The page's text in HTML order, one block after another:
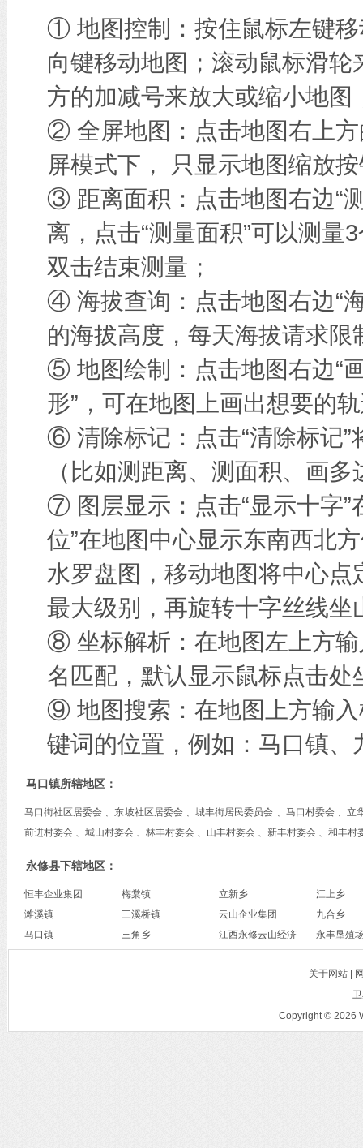
① 地图控制：按住鼠标左键
向键移动地图；滚动鼠标滑
方的加减号来放大或缩小地图
② 全屏地图：点击地图右上方
屏模式下， 只显示地图缩放
③ 距离面积：点击地图右边“
离，点击“测量面积”可以测量
双击结束测量；
④ 海拔查询：点击地图右边“
的海拔高度，每天海拔请求
⑤ 地图绘制：点击地图右边“画
形”，可在地图上画出想要的
⑥ 清除标记：点击“清除标记
（比如测距离、测面积、画多
⑦ 图层显示：点击“显示十字”
位”在地图中心显示东南西北
水罗盘图，移动地图将中心
最大级别，再旋转十字丝线坐
⑧ 坐标解析：在地图左上方
名匹配，默认显示鼠标点击处
⑨ 地图搜索：在地图上方输
键词的位置，例如：马口镇、
马口镇所辖地区：
马口街社区居委会 、东坡社区居委会 、城丰街居民委员会 、马口村委会 、
前进村委会 、城山村委会 、林丰村委会 、山丰村委会 、新丰村委会 、和丰村
永修县下辖地区：
恒丰企业集团 梅棠镇 立新乡
江上乡
滩溪镇
三溪桥镇 云山企业集团
九合乡
马口镇
三角乡
江西永修云山经济
永丰垦殖
关于网站 |
Copyright © 2026